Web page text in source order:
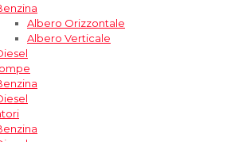
Albero Orizzontale
Albero Verticale